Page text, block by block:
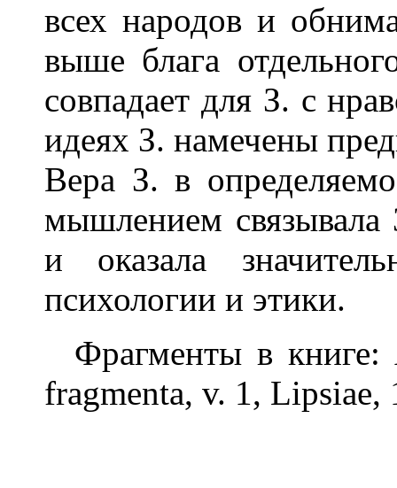
всех народов и
выше блага
совпадает для З. с
идеях З. намечены
Вера З. в
мышлением связывала
и оказала
психологии и этики.
Фрагменты в книге:
fragmenta, v. 1, Lipsiae,